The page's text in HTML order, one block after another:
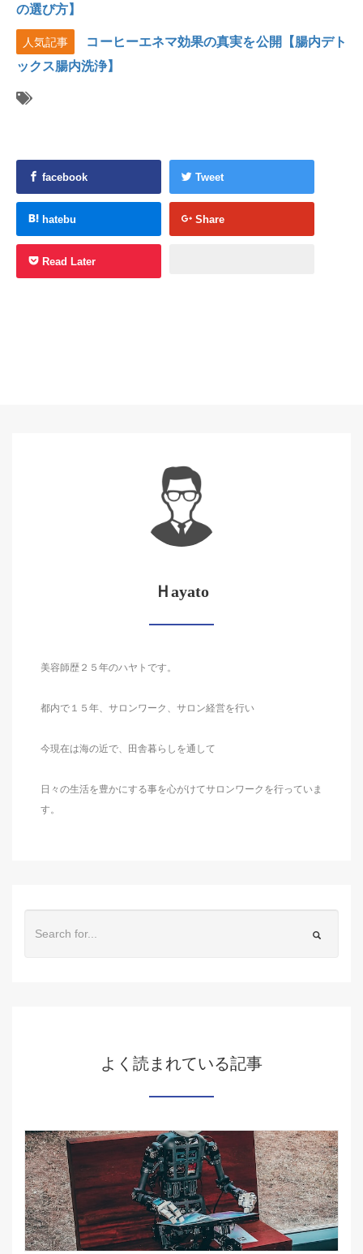
の選び方】
人気記事
コーヒーエネマ効果の真実を公開【腸内デト
ックス腸内洗浄】
facebook Tweet
hatebu Share
Read Later
Ｈayato
美容師歴２５年のハヤトです。
都内で１５年、サロンワーク、サロン経営を行い
今現在は海の近で、田舎暮らしを通して
日々の生活を豊かにする事を心がけてサロンワークを行っていま
す。
よく読まれている記事